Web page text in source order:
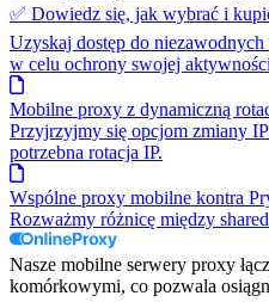
✅ Dowiedz się, jak wybrać i
Uzyskaj dostęp do
w celu ochrony swojej
Mobilne proxy z dynamiczną
Przyjrzyjmy się opcjom zmiany
potrzebna rotacja IP.
Wspólne proxy mobilne kontra
Rozważmy różnicę między
Nasze mobilne serwery proxy
komórkowymi, co pozwala